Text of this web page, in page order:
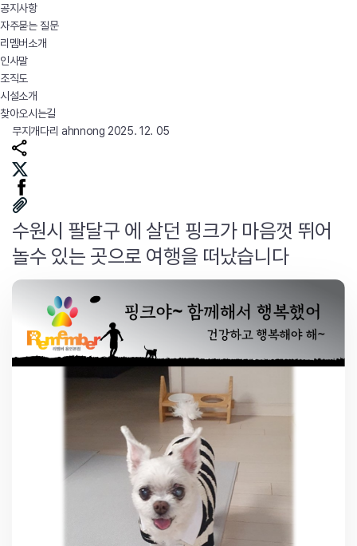
공지사항
자주묻는 질문
리멤버소개
인사말
조직도
시설소개
찾아오시는길
무지개다리 ahnnong 2025. 12. 05
수원시 팔달구 에 살던 핑크가 마음껏 뛰어
놀수 있는 곳으로 여행을 떠났습니다